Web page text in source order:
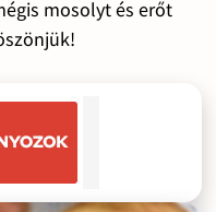
mosolyt és erőt